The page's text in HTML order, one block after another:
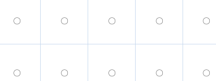
績
コンでデコードし、データを出力します。
。
〇 〇 〇 〇 〇
トデバイスで1次元や2次元のシンボルを読み取るためのソフ
〇 〇 〇 〇 〇